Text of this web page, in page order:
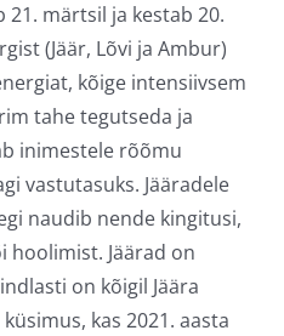
21. märtsil ja kestab 20.
(Jäär, Lõvi ja Ambur)
kõige intensiivsem
tahe tegutseda ja
inimestele rõõmu
vastutasuks. Jääradele
naudib nende kingitusi,
hoolimist. Jäärad on
on kõigil Jäära
kas 2021. aasta